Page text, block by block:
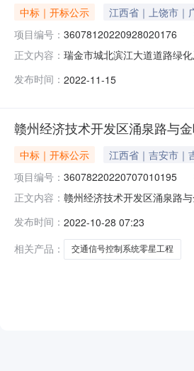
中标｜开标公示
江西省｜上饶市｜
项目编号： 36078120220928020176
正文内容： 瑞金市城北滨江大道道路绿
间
发布时间： 2022-11-15
赣州经济技术开发区涌泉路与
中标｜开标公示
江西省｜吉安市｜
项目编号： 36078220220707010195
正文内容： 赣州经济技术开发区涌泉路
投标文件递交时间
发布时间： 2022-10-28 07:23
相关产品：
交通信号控制系统零星工程